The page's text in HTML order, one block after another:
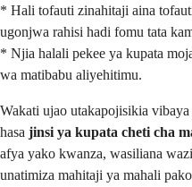
* Hali tofauti zinahitaji aina
ugonjwa rahisi hadi fomu tata
* Njia halali pekee ya kupata
wa matibabu aliyehitimu.
Wakati ujao utakapojisikia
hasa jinsi ya kupata cheti cha
afya yako kwanza, wasiliana
unatimiza mahitaji ya mahali